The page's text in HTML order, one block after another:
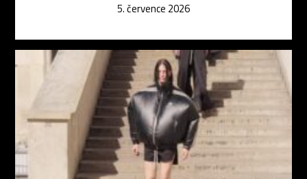
5. července 2026